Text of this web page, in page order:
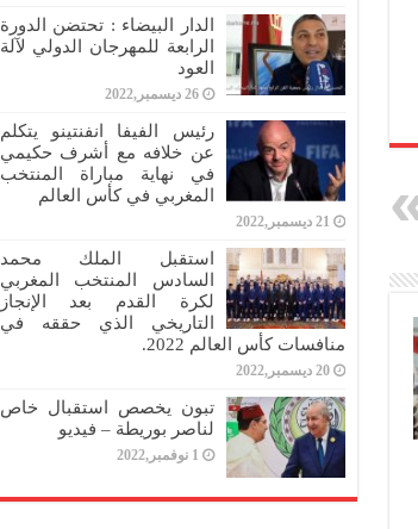
الدار البيضاء : تحتضن الدورة
الرابعة للمهرجان الدولي لآلة
العود
26 ديسمبر,2022
رئيس الفيفا انفنتينو يتكلم
عن خلافه مع أشرف حكيمي
في نهاية مباراة المنتخب
المغربي في كأس العالم
21 ديسمبر,2022
استقبل الملك محمد
السادس المنتخب المغربي
لكرة القدم بعد الإنجاز
التاريخي الذي حققه في
منافسات كأس العالم 2022.
20 ديسمبر,2022
تبون يخصص استقبال خاص
لناصر بوريطة – فيديو
1 نوفمبر,2022